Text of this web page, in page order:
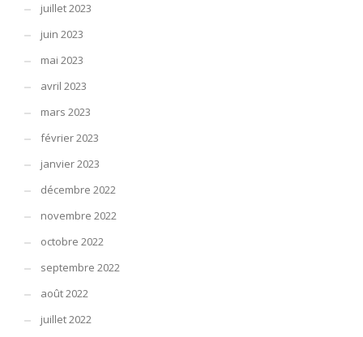
juillet 2023
juin 2023
mai 2023
avril 2023
mars 2023
février 2023
janvier 2023
décembre 2022
novembre 2022
octobre 2022
septembre 2022
août 2022
juillet 2022